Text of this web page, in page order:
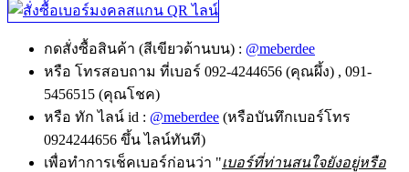
กดสั่งซื้อสินค้า (สีเขียวด้านบน) : @meberdee
หรือ โทรสอบถาม ที่เบอร์ 092-4244656 (คุณผึ้ง) , 091-
5456515 (คุณโชค)
หรือ ทัก ไลน์ id : @meberdee (หรือบันทึกเบอร์โทร
0924244656 ขึ้น ไลน์ทันที)
เพื่อทำการเช็คเบอร์ก่อนว่า "เบอร์ที่ท่านสนใจยังอยู่หรือ